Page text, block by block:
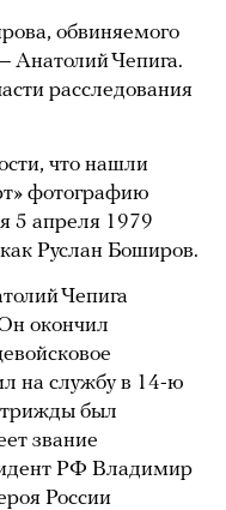
обвиняемого
Анатолий Чепига.
расследования
что нашли
фотографию
5 апреля 1979
Руслан Боширов.
Чепига
окончил
на службу в 14-ю
трижды был
звание
РФ Владимир
России